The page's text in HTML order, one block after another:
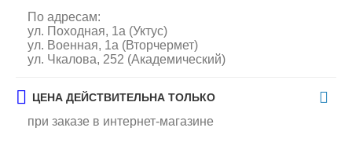
По адресам:
ул. Походная, 1а (Уктус)
ул. Военная, 1а (Вторчермет)
ул. Чкалова, 252 (Академический)
ЦЕНА ДЕЙСТВИТЕЛЬНА ТОЛЬКО
при заказе в интернет-магазине